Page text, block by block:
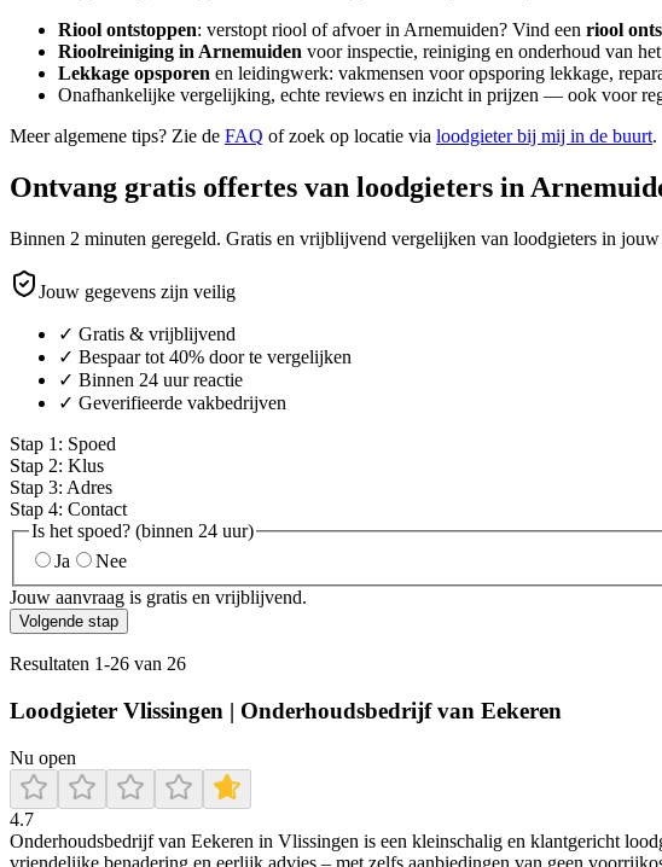
Riool ontstoppen: verstopt riool of afvoer in Arnemuiden? Vind een riool
Rioolreiniging in Arnemuiden voor inspectie, reiniging en onderhoud van
Lekkage opsporen en leidingwerk: vakmensen voor opsporing lekkage,
Onafhankelijke vergelijking, echte reviews en inzicht in prijzen — ook voor
Meer algemene tips? Zie de FAQ of zoek op locatie via loodgieter bij mij in de buurt.
Ontvang gratis offertes van loodgieters in
Binnen 2 minuten geregeld. Gratis en vrijblijvend vergelijken van loodgieters in
Jouw gegevens zijn veilig
✓ Gratis & vrijblijvend
✓ Bespaar tot 40% door te vergelijken
✓ Binnen 24 uur reactie
✓ Geverifieerde vakbedrijven
Stap 1 : Spoed
Stap 2: Klus
Stap 3: Adres
Stap 4: Contact
Is het spoed? (binnen 24 uur)
Ja
Nee
Jouw aanvraag is gratis en vrijblijvend.
Volgende stap
Resultaten 1-26 van 26
Loodgieter Vlissingen | Onderhoudsbedrijf van Eekeren
Nu open
4.7
Onderhoudsbedrijf van Eekeren in Vlissingen is een kleinschalig en klantgericht
vriendelijke benadering en eerlijk advies – met zelfs aanbiedingen van geen